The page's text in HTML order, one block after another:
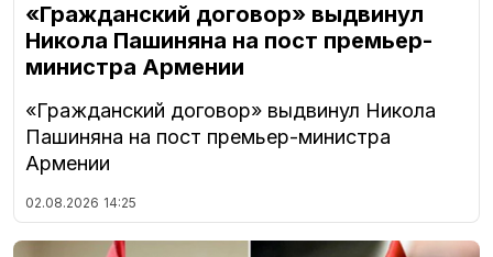
«Гражданский договор» выдвинул
Никола Пашиняна на пост премьер-
министра Армении
«Гражданский договор» выдвинул Никола
Пашиняна на пост премьер-министра
Армении
02.08.2026 14:25